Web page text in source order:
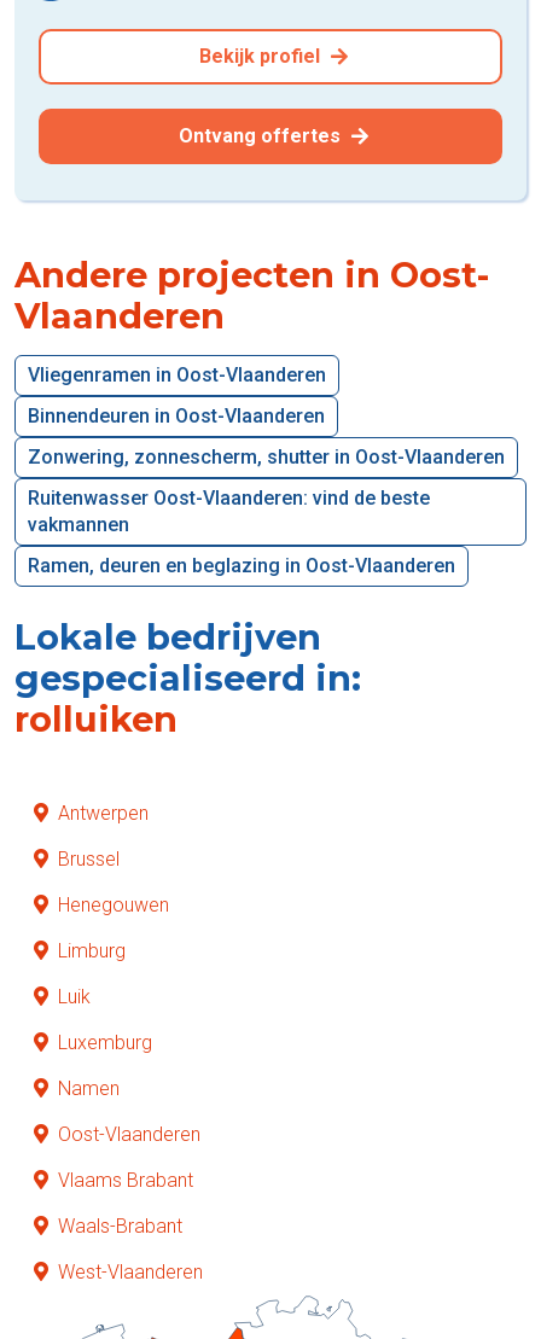
Bekijk profiel
Ontvang offertes
Andere projecten in Oost-
Vlaanderen
Vliegenramen in Oost-Vlaanderen
Binnendeuren in Oost-Vlaanderen
Zonwering, zonnescherm, shutter in Oost-Vlaanderen
Ruitenwasser Oost-Vlaanderen: vind de beste
vakmannen
Ramen, deuren en beglazing in Oost-Vlaanderen
Lokale bedrijven
gespecialiseerd in:
rolluiken
Antwerpen
Brussel
Henegouwen
Limburg
Luik
Luxemburg
Namen
Oost-Vlaanderen
Vlaams Brabant
Waals-Brabant
West-Vlaanderen